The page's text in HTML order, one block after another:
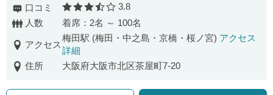
口コミ 口コミ評価
3.8
人数
着席：2名 ～ 100名
アクセス
梅田駅 (梅田・中之島・京橋・桜ノ宮) アクセス
詳細
住所
大阪府大阪市北区茶屋町7-20